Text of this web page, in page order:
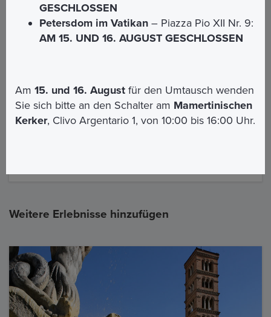
Il nostro accompagnatore vi attenderà davanti
l'ingresso della Basilica dei Santi XII Apostoli
(Piazza dei Santi Apostoli 51)
dell'orario prenotato per le opportune procedure
di check-in
Orari del tour:il tour è disponibile alleore 10:00
Weitere Erlebnisse hinzufügen
GESCHLOSSEN
Petersdom im Vatikan – Piazza Pio XII Nr. 9:
AM 15. UND 16. AUGUST GESCHLOSSEN
Am15. und 16. Augustfür den Umtausch wenden
Sie sich bitte an den Schalter am Mamertinischen
Kerker, Clivo Argentario 1, von 10:00 bis 16:00 Uhr.